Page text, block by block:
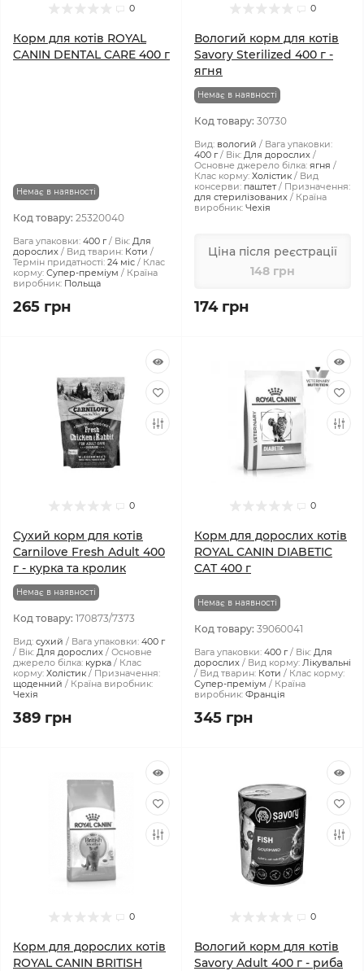
0
Корм для котів ROYAL
CANIN DENTAL CARE 400 г
Немає в наявності
Код товару: 25320040
Вага упаковки: 400 г Вік: Для
дорослих
Вид тварин: Коти
Термін придатності: 24 міс
Клас
корму: Супер-преміум
Країна
виробник: Польща
265 грн
0
Вологий корм для котів
Savory Sterilized 400 г -
ягня
Немає в наявності
Код товару: 30730
Вид: вологий
Вага упаковки:
400 г
Вік: Для дорослих
Основне джерело білка: ягня
Клас корму: Холістик
Вид
консерви: паштет
Призначення:
для стерилізованих
Країна
виробник: Чехія
Ціна після реєстрації
148 грн
174 грн
0
Сухий корм для котiв
Carnilove Fresh Adult 400
г - курка та кролик
Немає в наявності
Код товару: 170873/7373
Вид: сухий Вага упаковки: 400 г
Вік: Для дорослих
Основне
джерело білка: курка
Клас
корму: Холістик
Призначення:
щоденний
Країна виробник:
Чехія
389 грн
0
Корм для дорослих котів
ROYAL CANIN DIABETIC
CAT 400 г
Немає в наявності
Код товару: 39060041
Вага упаковки: 400 г Вік: Для
дорослих
Вид корму: Лікувальні
Вид тварин: Коти
Клас корму:
Супер-преміум
Країна
виробник: Франція
345 грн
0
Корм для дорослих котів
ROYAL CANIN BRITISH
0
Вологий корм для котів
Savory Adult 400 г - риба